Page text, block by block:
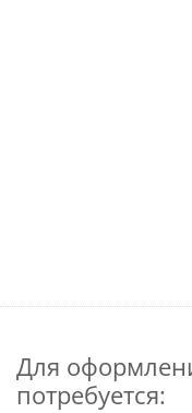
Для
потребуется: